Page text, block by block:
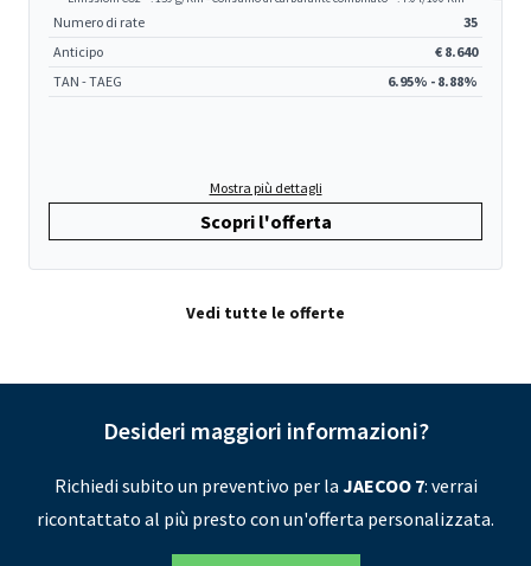
Numero di rate
35
Anticipo
€ 8.640
TAN - TAEG
6.95% - 8.88%
Mostra più dettagli
Scopri l'offerta
Vedi tutte le offerte
Desideri maggiori informazioni?
Richiedi subito un preventivo per la JAECOO 7: verrai
ricontattato al più presto con un'offerta personalizzata.